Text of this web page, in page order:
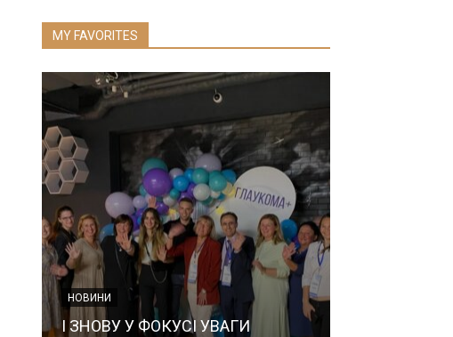
MY FAVORITES
НОВИНИ
І ЗНОВУ У ФОКУСІ УВАГИ